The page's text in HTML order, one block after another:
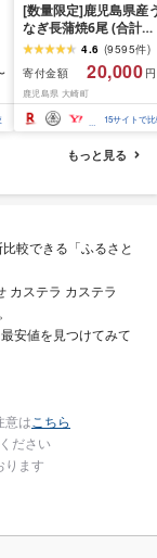
[数量限定]鹿児島県産
なぎ長蒲焼6尾 (合計
600g以上)4.6 (9595件)
寄付金額
20,000
鹿児島県 大崎町
15サイトで
もっと見る
較できる「ふるさと
カステラ カステラ
安値を見つけてみて
意はこちら
ださい
ります